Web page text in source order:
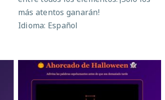
más atentos ganarán!
Idioma: Español